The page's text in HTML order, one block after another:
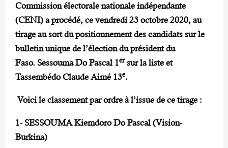
Commission électorale nationale indépendante
(CENI) a procédé, ce vendredi 23 octobre 2020, au
tirage au sort du positionnement des candidats sur le
bulletin unique de l’élection du président du
Faso. Sessouma Do Pascal 1ersur la liste et
Tassembédo Claude Aimé 13e.
Voici le classement par ordre à l’issue de ce tirage :
1- SESSOUMA Kiemdoro Do Pascal (Vision-
Burkina)